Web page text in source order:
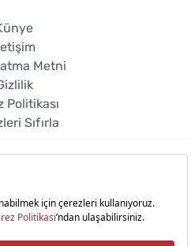
Metni
Politikası
Sıfırla